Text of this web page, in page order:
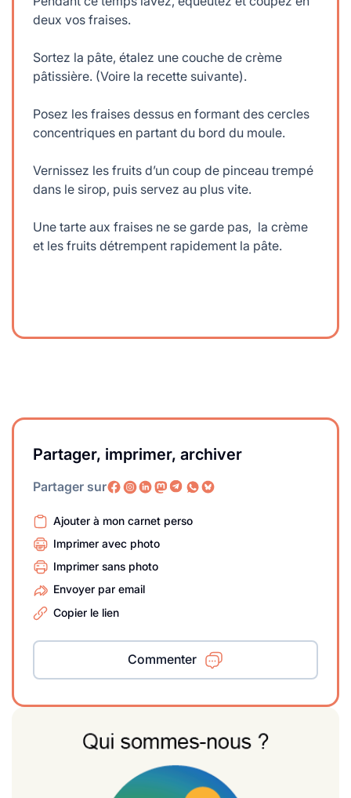
deux vos fraises.
Sortez la pâte, étalez une couche de crème
pâtissière. (Voire la recette suivante).
Posez les fraises dessus en formant des cercles
concentriques en partant du bord du moule.
Vernissez les fruits d’un coup de pinceau trempé
dans le sirop, puis servez au plus vite.
Une tarte aux fraises ne se garde pas, la crème
et les fruits détrempent rapidement la pâte.
Partager, imprimer, archiver
Partager sur
Ajouter à mon carnet perso
Imprimer avec photo
Imprimer sans photo
Envoyer par email
Copier le lien
Commenter